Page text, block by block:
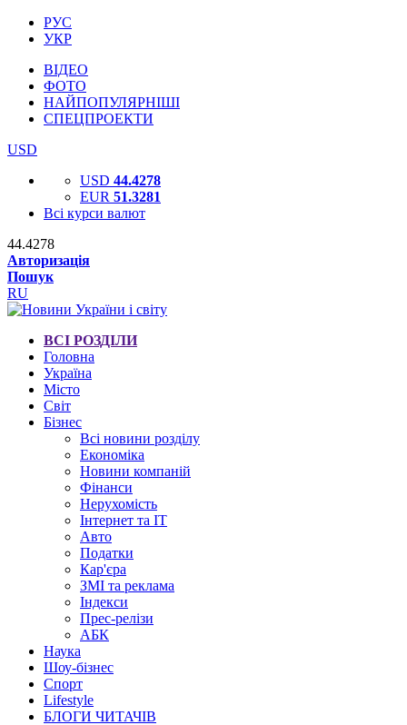
РУС
УКР
ВІДЕО
ФОТО
НАЙПОПУЛЯРНІШІ
СПЕЦПРОЕКТИ
USD
USD 44.4278
EUR 51.3281
Всі курси валют
44.4278
Авторизація
Пошук
RU
ВСІ РОЗДІЛИ
Головна
Україна
Місто
Світ
Бізнес
Всі новини розділу
Економіка
Новини компаній
Фінанси
Нерухомість
Інтернет та IT
Авто
Податки
Кар'єра
ЗМІ та реклама
Індекси
Прес-релізи
АБК
Наука
Шоу-бізнес
Спорт
Lifestyle
БЛОГИ ЧИТАЧІВ